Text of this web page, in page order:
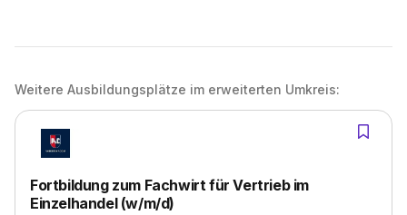
Weitere Ausbildungsplätze im erweiterten Umkreis:
Fortbildung zum Fachwirt für Vertrieb im
Einzelhandel (w/m/d)